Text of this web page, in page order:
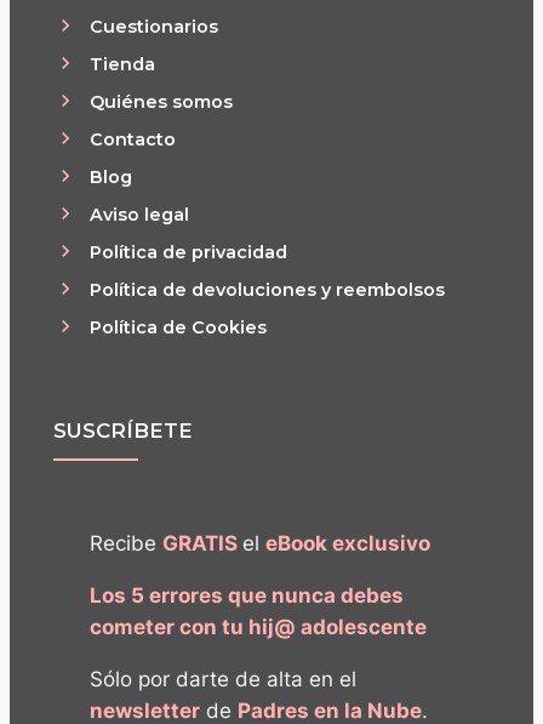
Cuestionarios
Tienda
Quiénes somos
Contacto
Blog
Aviso legal
Política de privacidad
Política de devoluciones y reembolsos
Política de Cookies
SUSCRÍBETE
Recibe GRATIS el eBook exclusivo
Los 5 errores que nunca debes
cometer con tu hij@ adolescente
Sólo por darte de alta en el
newsletterde Padres en la Nube.